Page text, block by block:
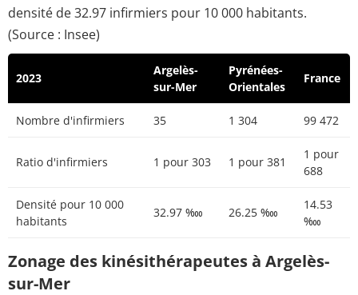
densité de 32.97 infirmiers pour 10 000 habitants.
(Source : Insee)
2023
Argelès-
sur-Mer
Pyrénées-
Orientales
France
Nombre d'infirmiers 35 1 304 99 472
Ratio d'infirmiers 1 pour 303 1 pour 381
1 pour
688
Densité pour 10 000
habitants
32.97 ‱ 26.25 ‱
14.53
‱
Zonage des kinésithérapeutes à Argelès-
sur-Mer